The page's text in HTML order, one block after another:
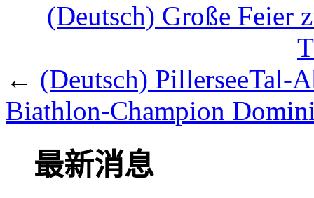
(Deutsch) Große Feier
← (Deutsch) PillerseeTal-
Biathlon-Champion
最新消息